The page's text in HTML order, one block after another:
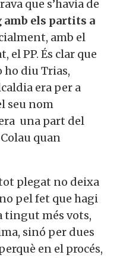
que s’havia de
amb els partits a
amb el
el PP. És clar que
ho diu Trias,
era per a
seu nom
una part del
quan
plegat no deixa
pel fet que hagi
tingut més vots,
sinó per dues
en el procés,